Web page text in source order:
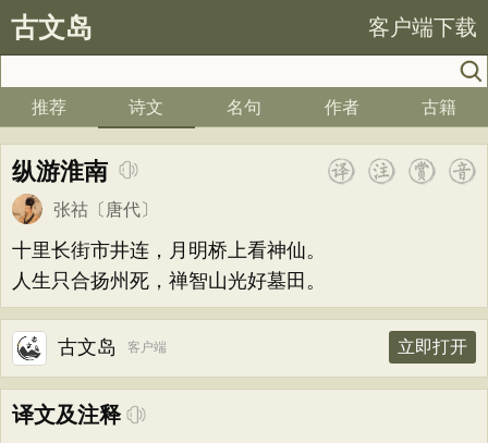
古文岛 客户端下载
推荐 诗文 名句 作者 古籍
纵游淮南
张祜 〔唐代〕
十里长街市井连，月明桥上看神仙。
人生只合扬州死，禅智山光好墓田。
古文岛 客户端 立即打开
译文及注释